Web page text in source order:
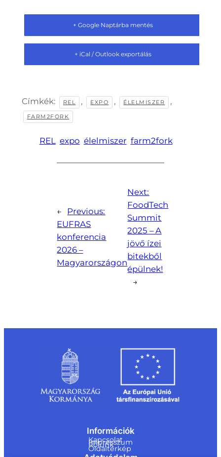
+ Google Naptárba mentés
+ iCal / Outlook exportálás
Címkék: REL , EXPO , ÉLELMISZER ,
FARM2FORK
REL expo élelmiszer farm2fork
←
Previous:
EUFRAS
konferencia
2026 –
Magyarországon
Next:
FoodTech
Summit
2025 – A
jövő ízei
bitekből
épülnek!
→
Információk
Kapcsolat
Impresszum
Rólunk
Oldaltérkép